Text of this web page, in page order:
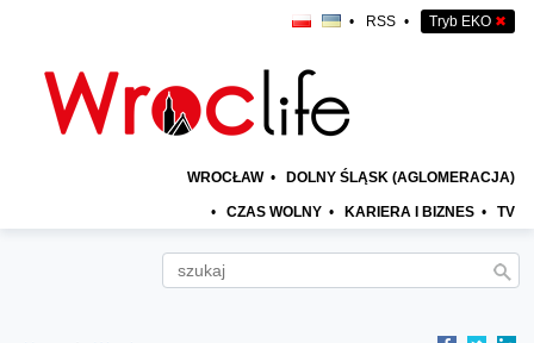
• RSS • Tryb EKO ✖
WROCŁAW • DOLNY ŚLĄSK (AGLOMERACJA)
• CZAS WOLNY • KARIERA I BIZNES • TV